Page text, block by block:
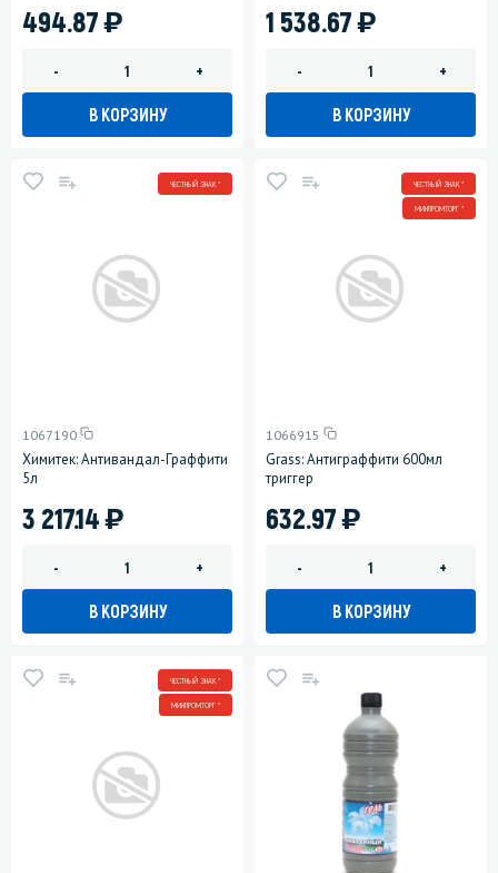
494.87)
- +
В КОРЗИНУ
1 538.67)
- +
В КОРЗИНУ
ЧЕСТНЫЙ ЗНАК *
1067190
Химитек: Антивандал-Граффити
5л
3 217.14)
- +
В КОРЗИНУ
ЧЕСТНЫЙ ЗНАК *
МИНПРОМТОРГ *
1066915
Grass: Антиграффити 600мл
триггер
632.97)
- +
В КОРЗИНУ
ЧЕСТНЫЙ ЗНАК *
МИНПРОМТОРГ *